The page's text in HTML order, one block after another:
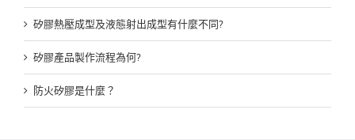
矽膠熱壓成型及液態射出成型有什麼不同?
矽膠產品製作流程為何?
防火矽膠是什麼？